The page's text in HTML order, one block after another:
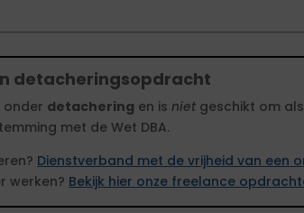
detacheringsopdracht
onder detachering en is niet geschikt om
met de Wet DBA.
Dienstverband met de vrijheid van een
werken? Bekijk hier onze freelance